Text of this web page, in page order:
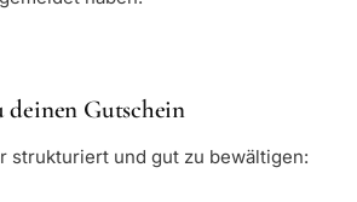
deinen Gutschein
strukturiert und gut zu bewältigen: